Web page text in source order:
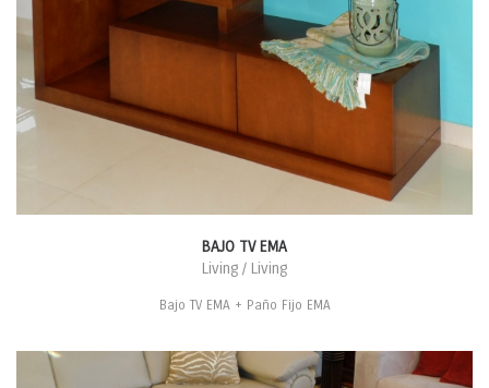
BAJO TV EMA
Living / Living
Bajo TV EMA + Paño Fijo EMA